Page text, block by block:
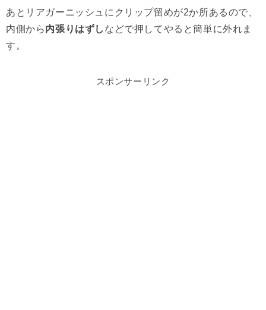
あとリアガーニッシュにクリップ留めが2か所あるので、
内側から内張りはずし などで押してやると簡単に外れま
す。
スポンサーリンク